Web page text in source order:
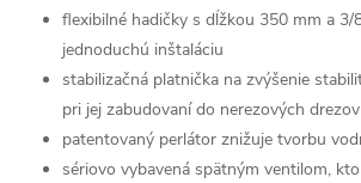
flexibilné hadičky s dĺžkou 350 mm a 3/
jednoduchú inštaláciu
stabilizačná platnička na zvýšenie
pri jej zabudovaní do nerezových drezov
patentovaný perlátor znižuje tvorbu
sériovo vybavená spätným ventilom,